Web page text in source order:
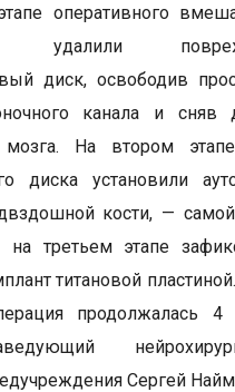
оперативного
удалили
диск, освободив
канала и сняв
мозга. На втором
диска установили
кости, —
на третьем этапе
титановой
продолжалась 4
Сергей